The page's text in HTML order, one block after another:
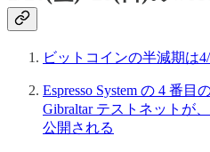
ビットコインの半減期は
Espresso System の 4 番
Gibraltar テストネットが
公開される